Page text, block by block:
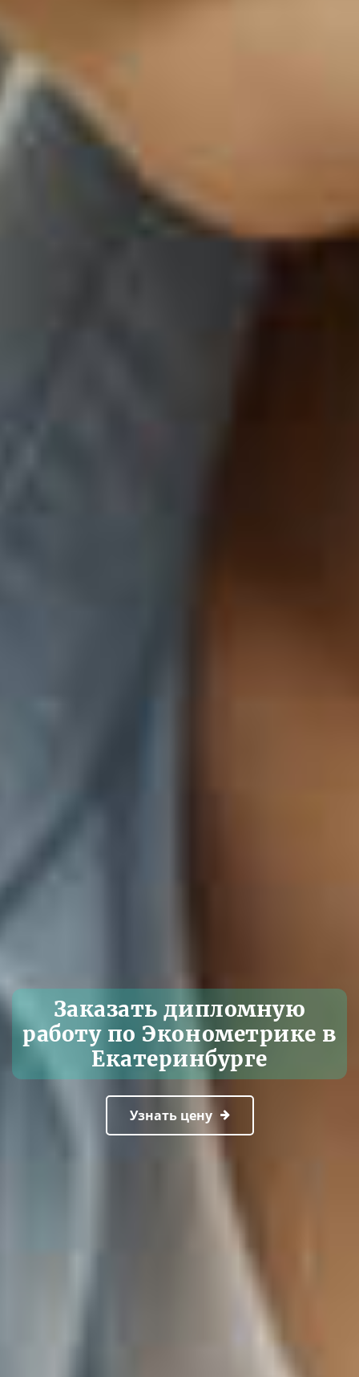
Заказать дипломную
работу по Эконометрике в
Екатеринбурге
Узнать цену